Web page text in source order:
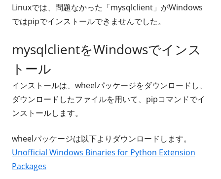
Linuxでは、問題なかった「mysqlclient」がWindows
ではpipでインストールできませんでした。
mysqlclientをWindowsでインス
トール
インストールは、wheelパッケージをダウンロードし、
ダウンロードしたファイルを用いて、pipコマンドでイ
ンストールします。
wheelパッケージは以下よりダウンロードします。
Unofficial Windows Binaries for Python Extension
Packages